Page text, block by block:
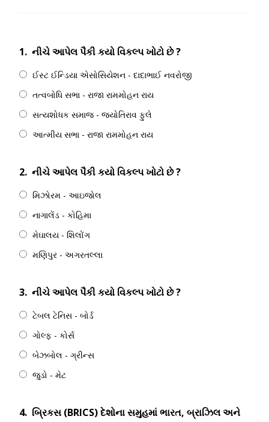
1. નીચે આપેલ પૈકી કયો વિકલ્પ ખોટો છે ?
ઈસ્ટ ઈન્ડિયા એસોસિયેશન - દાદાભાઈ નવરોજી
તત્વબોધિ સભા - રાજા રામમોહન રાય
સત્યશોધક સમાજ - જ્યોતિરાવ ફુલે
આત્મીય સભા - રાજા રામમોહન રાય
2. નીચે આપેલ પૈકી કયો વિકલ્પ ખોટો છે ?
મિઝોરમ - આઇજોલ
નાગાલેંડ - કોહિમા
મેઘાલય - શિલોંગ
મણિપુર - અગરતલ્લા
3. નીચે આપેલ પૈકી કયો વિકલ્પ ખોટો છે ?
ટેબલ ટેનિસ - બોર્ડ
ગોલ્ફ - કોર્સ
બેઝબોલ - ગ્રીન્સ
જુડો - મેટ
4. બ્રિકસ (BRICS) દેશોના સમુહમાં ભારત, બ્રાઝિલ અને